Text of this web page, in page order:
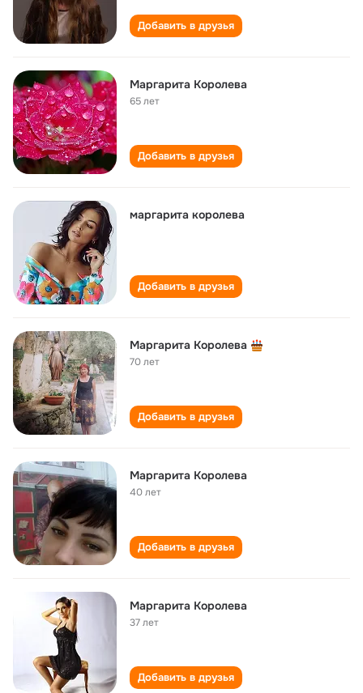
Добавить в друзья
Маргарита Королева
65 лет
Добавить в друзья
маргарита королева
Добавить в друзья
Маргарита Королева
70 лет
Добавить в друзья
Маргарита Королева
40 лет
Добавить в друзья
Маргарита Королева
37 лет
Добавить в друзья